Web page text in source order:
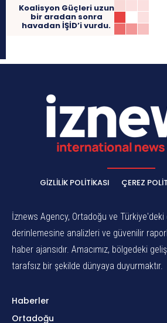
Koalisyon Güçleri uzun
bir aradan sonra
havadan İŞİD’i vurdu.
GIZLILIK POLITIKASI ÇEREZ
İznews Agency, Ortadoğu ve
derinlemesine analizleri ve güvenilir
haber ajansıdır. Amacımız, bölgedeki
tarafsız bir şekilde dünyaya duyurmaktır.
Haberler
Ortadoğu